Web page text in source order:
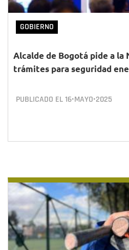
GOBIERNO
Alcalde de Bogotá pide a la
trámites para seguridad
PUBLICADO EL16•MAYO•2025